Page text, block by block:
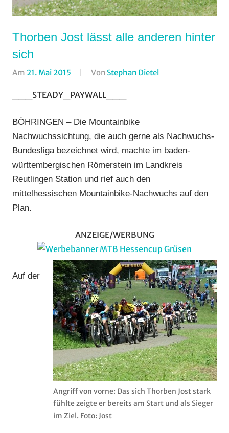
Thorben Jost lässt alle anderen hinter
sich
Am 21. Mai 2015 Von Stephan Dietel
Gießen
und
Wieseck
Vereine
___STEADY_PAYWALL___
BÖHRINGEN – Die Mountainbike
Nachwuchssichtung, die auch gerne als Nachwuchs-
Bundesliga bezeichnet wird, machte im baden-
württembergischen Römerstein im Landkreis
Reutlingen Station und rief auch den
mittelhessischen Mountainbike-Nachwuchs auf den
Plan.
ANZEIGE/WERBUNG
Angriff von vorne: Das sich Thorben Jost stark
fühlte zeigte er bereits am Start und als Sieger
im Ziel. Foto: Jost
Auf der